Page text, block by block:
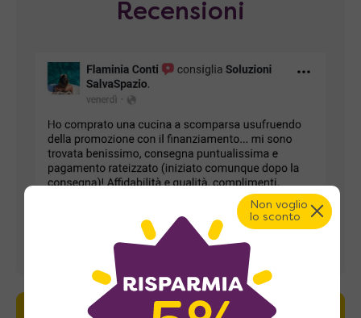
Recensioni
Non voglio
lo sconto